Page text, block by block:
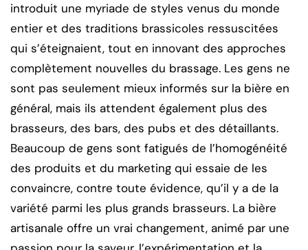
introduit une myriade de styles venus du monde
entier et des traditions brassicoles ressuscitées
qui s’éteignaient, tout en innovant des approches
complètement nouvelles du brassage. Les gens ne
sont pas seulement mieux informés sur la bière en
général, mais ils attendent également plus des
brasseurs, des bars, des pubs et des détaillants.
Beaucoup de gens sont fatigués de l’homogénéité
des produits et du marketing qui essaie de les
convaincre, contre toute évidence, qu’il y a de la
variété parmi les plus grands brasseurs. La bière
artisanale offre un vrai changement, animé par une